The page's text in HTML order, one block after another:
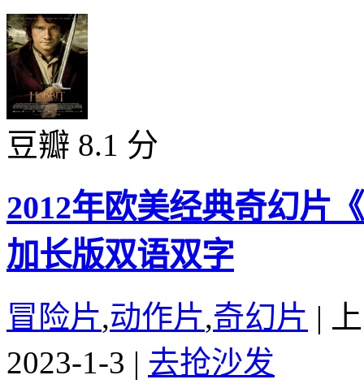
豆瓣 8.1 分
2012年欧美经典奇幻片
加长版双语双字
冒险片,动作片,奇幻片 |
2023-1-3 | 去抢沙发